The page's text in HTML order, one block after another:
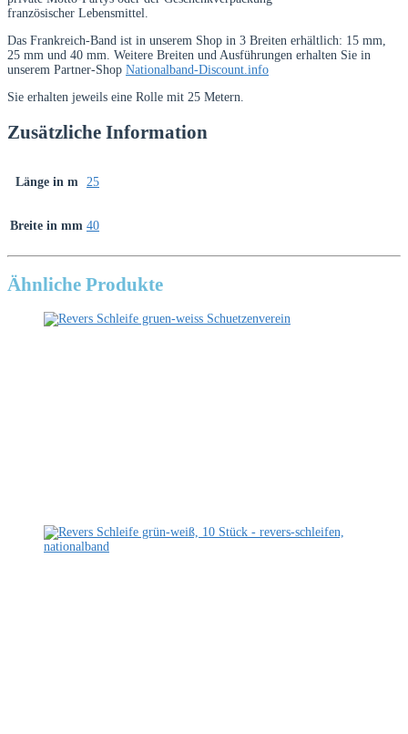
französischer Lebensmittel.
Das Frankreich-Band ist in unserem Shop in 3 Breiten erhältlich: 15 mm,
25 mm und 40 mm. Weitere Breiten und Ausführungen erhalten Sie in
unserem Partner-Shop Nationalband-Discount.info
Sie erhalten jeweils eine Rolle mit 25 Metern.
Zusätzliche Information
Länge in m 25
Breite in mm 40
Ähnliche Produkte